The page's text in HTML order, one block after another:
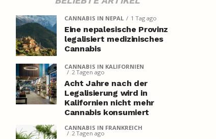
CANNABIS IN NEPAL 1 Tag ago
Eine nepalesische Provinz
legalisiert medizinisches
Cannabis
CANNABIS IN KALIFORNIEN
2 Tagen ago
Acht Jahre nach der
Legalisierung wird in
Kalifornien nicht mehr
Cannabis konsumiert
CANNABIS IN FRANKREICH
2 Tagen ago